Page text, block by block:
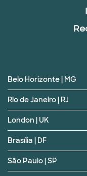
Belo Horizonte | MG
Rio de Janeiro | RJ
London | UK
Brasília | DF
São Paulo | SP